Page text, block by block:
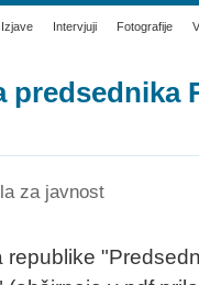
Izjave Intervjuji Fotografije
predsednika
za javnost